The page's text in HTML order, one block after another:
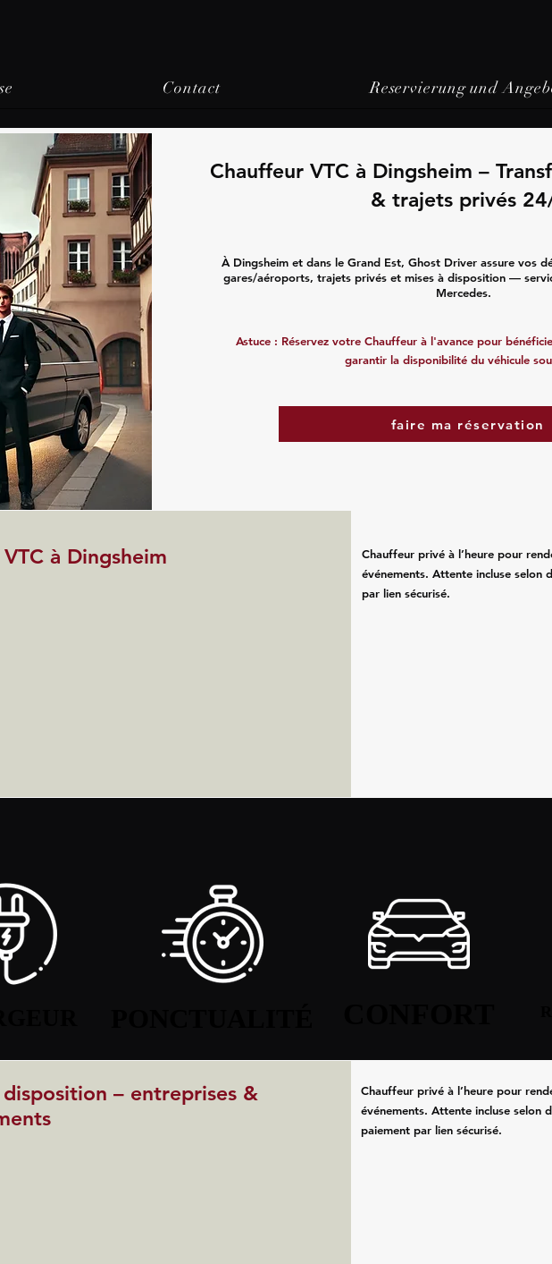
Contact Reservierung und
Chauffeur VTC à Dingsheim –
& trajets privés
À Dingsheim et dans le Grand Est, Ghost Driver assure vos
gares/aéroports, trajets privés et mises à disposition —
Mercedes.
Astuce : Réservez votre Chauffeur à l'avance pour
garantir la disponibilité du véhicule
faire ma réservation
à Dingsheim
Chauffeur privé à l’heure pour
événements. Attente incluse selon
par lien sécurisé.
disposition – entreprises &
Chauffeur privé à l’heure pour
événements. Attente incluse selon
paiement par lien sécurisé.